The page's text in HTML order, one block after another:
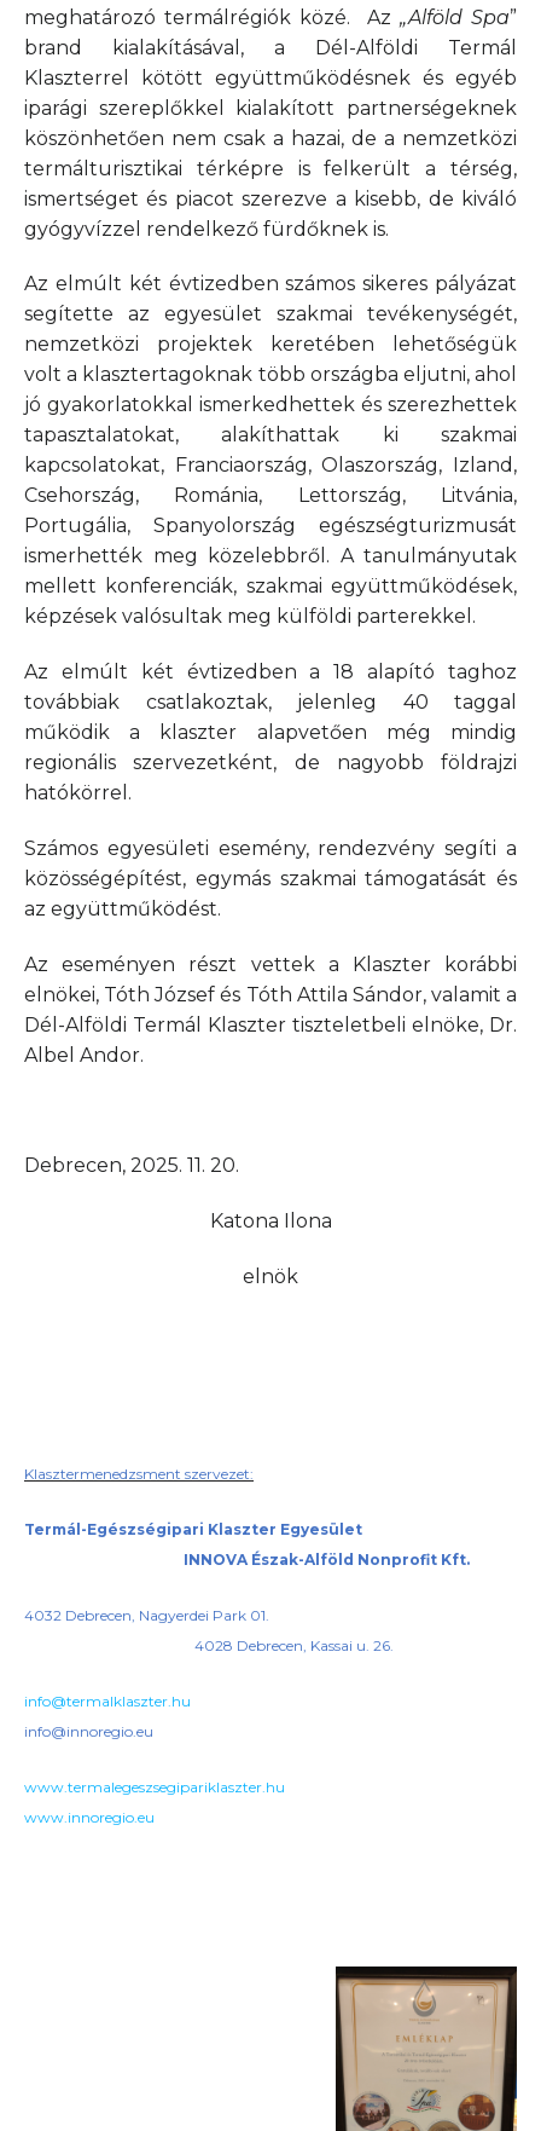
meghatározó termálrégiók közé. Az „Alföld Spa”
brand kialakításával, a Dél-Alföldi Termál
Klaszterrel kötött együttműködésnek és egyéb
iparági szereplőkkel kialakított partnerségeknek
köszönhetően nem csak a hazai, de a nemzetközi
termálturisztikai térképre is felkerült a térség,
ismertséget és piacot szerezve a kisebb, de kiváló
gyógyvízzel rendelkező fürdőknek is.
Az elmúlt két évtizedben számos sikeres pályázat
segítette az egyesület szakmai tevékenységét,
nemzetközi projektek keretében lehetőségük
volt a klasztertagoknak több országba eljutni, ahol
jó gyakorlatokkal ismerkedhettek és szerezhettek
tapasztalatokat, alakíthattak ki szakmai
kapcsolatokat, Franciaország, Olaszország, Izland,
Csehország, Románia, Lettország, Litvánia,
Portugália, Spanyolország egészségturizmusát
ismerhették meg közelebbről. A tanulmányutak
mellett konferenciák, szakmai együttműködések,
képzések valósultak meg külföldi parterekkel.
Az elmúlt két évtizedben a 18 alapító taghoz
továbbiak csatlakoztak, jelenleg 40 taggal
működik a klaszter alapvetően még mindig
regionális szervezetként, de nagyobb földrajzi
hatókörrel.
Számos egyesületi esemény, rendezvény segíti a
közösségépítést, egymás szakmai támogatását és
az együttműködést.
Az eseményen részt vettek a Klaszter korábbi
elnökei, Tóth József és Tóth Attila Sándor, valamit a
Dél-Alföldi Termál Klaszter tiszteletbeli elnöke, Dr.
Albel Andor.
Debrecen, 2025. 11. 20.
Katona Ilona
elnök
Klasztermenedzsment szervezet:
Termál-Egészségipari Klaszter Egyesület
INNOVA Észak-Alföld Nonprofit Kft.
4032 Debrecen, Nagyerdei Park 01.
4028 Debrecen, Kassai u. 26.
info@termalklaszter.hu
info@innoregio.eu
www.termalegeszsegipariklaszter.hu
www.innoregio.eu